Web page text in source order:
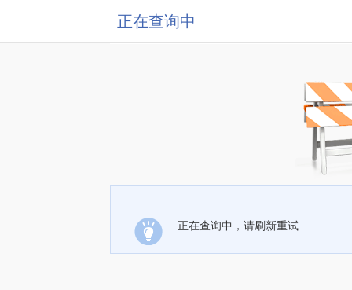
正在查询中
正在查询中，请刷新重试